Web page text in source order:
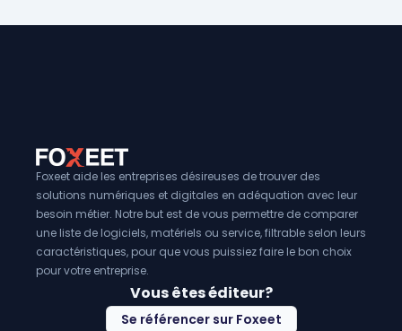
Foxeet aide les entreprises désireuses de trouver des
solutions numériques et digitales en adéquation avec leur
besoin métier. Notre but est de vous permettre de comparer
une liste de logiciels, matériels ou service, filtrable selon leurs
caractéristiques, pour que vous puissiez faire le bon choix
pour votre entreprise.
Vous êtes éditeur?
Se référencer sur Foxeet